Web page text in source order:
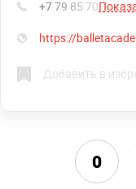
+7 79 85 70
https://
Добавить в
0